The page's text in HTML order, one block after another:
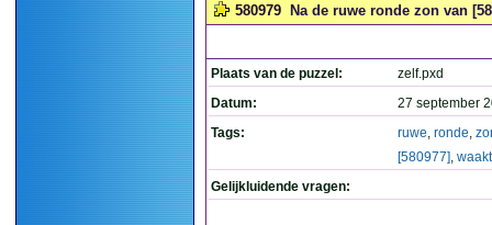
580979 Na de ruwe ronde zon van
Plaats van de puzzel:
zelf.pxd
Datum:
27 september
Tags:
ruwe, ronde,
[580977], waakt
Gelijkluidende vragen: